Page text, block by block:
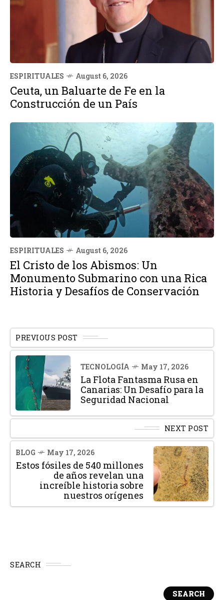
ESPIRITUALES August 6, 2026
Ceuta, un Baluarte de Fe en la
Construcción de un País
ESPIRITUALES August 6, 2026
El Cristo de los Abismos: Un
Monumento Submarino con una Rica
Historia y Desafíos de Conservación
PREVIOUS POST
TECNOLOGÍA May 17, 2026
La Flota Fantasma Rusa en
Canarias: Un Desafío para la
Seguridad Nacional
NEXT POST
BLOG May 17, 2026
Estos fósiles de 540 millones
de años revelan una
increíble historia sobre
nuestros orígenes
SEARCH
SEARCH